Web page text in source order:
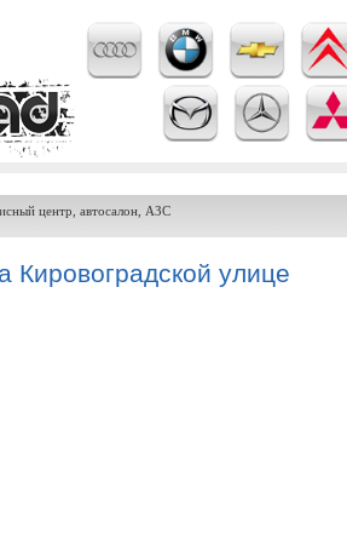
центр, автосалон, АЗС
Кировоградской улице